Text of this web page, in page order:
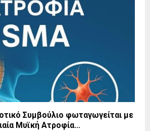
Συμβούλιο φωταγωγείται με
Μυϊκή Ατροφία...